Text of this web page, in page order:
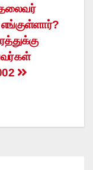
தலைவர்
எங்குள்ளார்?